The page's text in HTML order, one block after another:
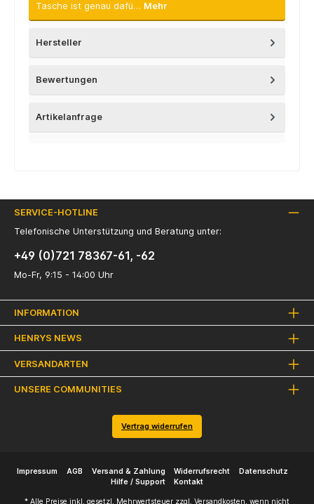
Tasche ist genau dafü… Mehr
Hersteller
Bewertungen
Artikelanfrage
SERVICE-HOTLINE
Telefonische Unterstützung und Beratung unter:
+49 (0)721 78367-61, -62
Mo-Fr, 9:15 - 14:00 Uhr
INFORMATION
HENRYS NEWS
VERSANDARTEN
UNSERE COMMUNITIES
Vertrag widerrufen
Impressum AGB Versand & Zahlung Widerrufsrecht
Datenschutz
Hilfe / Support
Kontakt
* Alle Preise inkl. gesetzl. Mehrwertsteuer zzgl. Versandkosten, wenn nicht